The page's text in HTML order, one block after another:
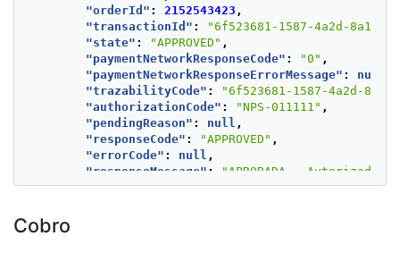
"orderId" : 2152543423 ,
"transactionId" :
"6f523681-1587-4a2d-8a15-
"state" : "APPROVED" ,
"paymentNetworkResponseCode" : "0" ,
"paymentNetworkResponseErrorMessage" : null
"trazabilityCode" :
"6f523681-1587-4a2d-
"authorizationCode" : "NPS-011111" ,
"pendingReason" : null ,
"responseCode" : "APPROVED" ,
"errorCode" : null ,
"responseMessage" : "APROBADA - Autorizada"
"transactionDate": null,
Cobro